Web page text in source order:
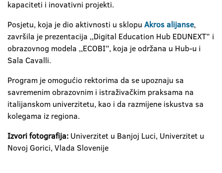
kapaciteti i inovativni projekti.
Posjetu, koja je dio aktivnosti u sklopu Akros alijanse,
završila je prezentacija ,,Digital Education Hub EDUNEXT” i
obrazovnog modela ,,ECOBI”, koja je održana u Hub-u i
Sala Cavalli.
Program je omogućio rektorima da se upoznaju sa
savremenim obrazovnim i istraživačkim praksama na
italijanskom univerzitetu, kao i da razmijene iskustva sa
kolegama iz regiona.
Izvori fotografija: Univerzitet u Banjoj Luci, Univerzitet u
Novoj Gorici, Vlada Slovenije